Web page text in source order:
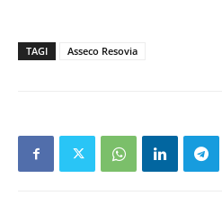
TAGI Asseco Resovia